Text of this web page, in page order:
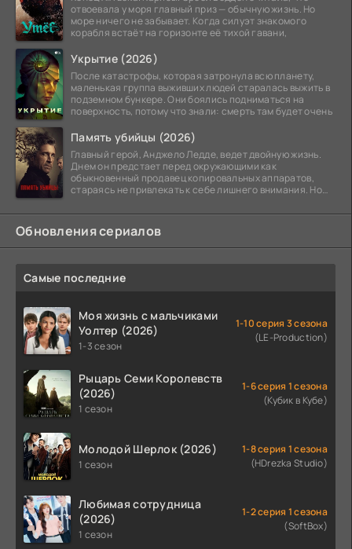
отвоевала у моря главный приз — обычную жизнь. Но
море ничего не забывает. Когда силуэт знакомого
корабля встаёт на горизонте её тихой гавани,
Укрытие (2026)
После катастрофы, которая затронула всю планету,
маленькая группа выживших людей старалась выжить в
подземном бункере. Они боялись подниматься на
поверхность, потому что знали: смерть там будет очень
Память убийцы (2026)
Главный герой, Анджело Ледде, ведет двойную жизнь.
Днем он предстает перед окружающими как
обыкновенный продавец копировальных аппаратов,
стараясь не привлекать к себе лишнего внимания. Но
Обновления сериалов
Самые последние
Моя жизнь с мальчиками
Уолтер (2026)
1-3 сезон
1-10 серия 3 сезона
(LE-Production)
Рыцарь Семи Королевств
(2026)
1 сезон
1-6 серия 1 сезона
(Кубик в Кубе)
Молодой Шерлок (2026)
1 сезон
1-8 серия 1 сезона
(HDrezka Studio)
Любимая сотрудница
(2026)
1 сезон
1-2 серия 1 сезона
(SoftBox)